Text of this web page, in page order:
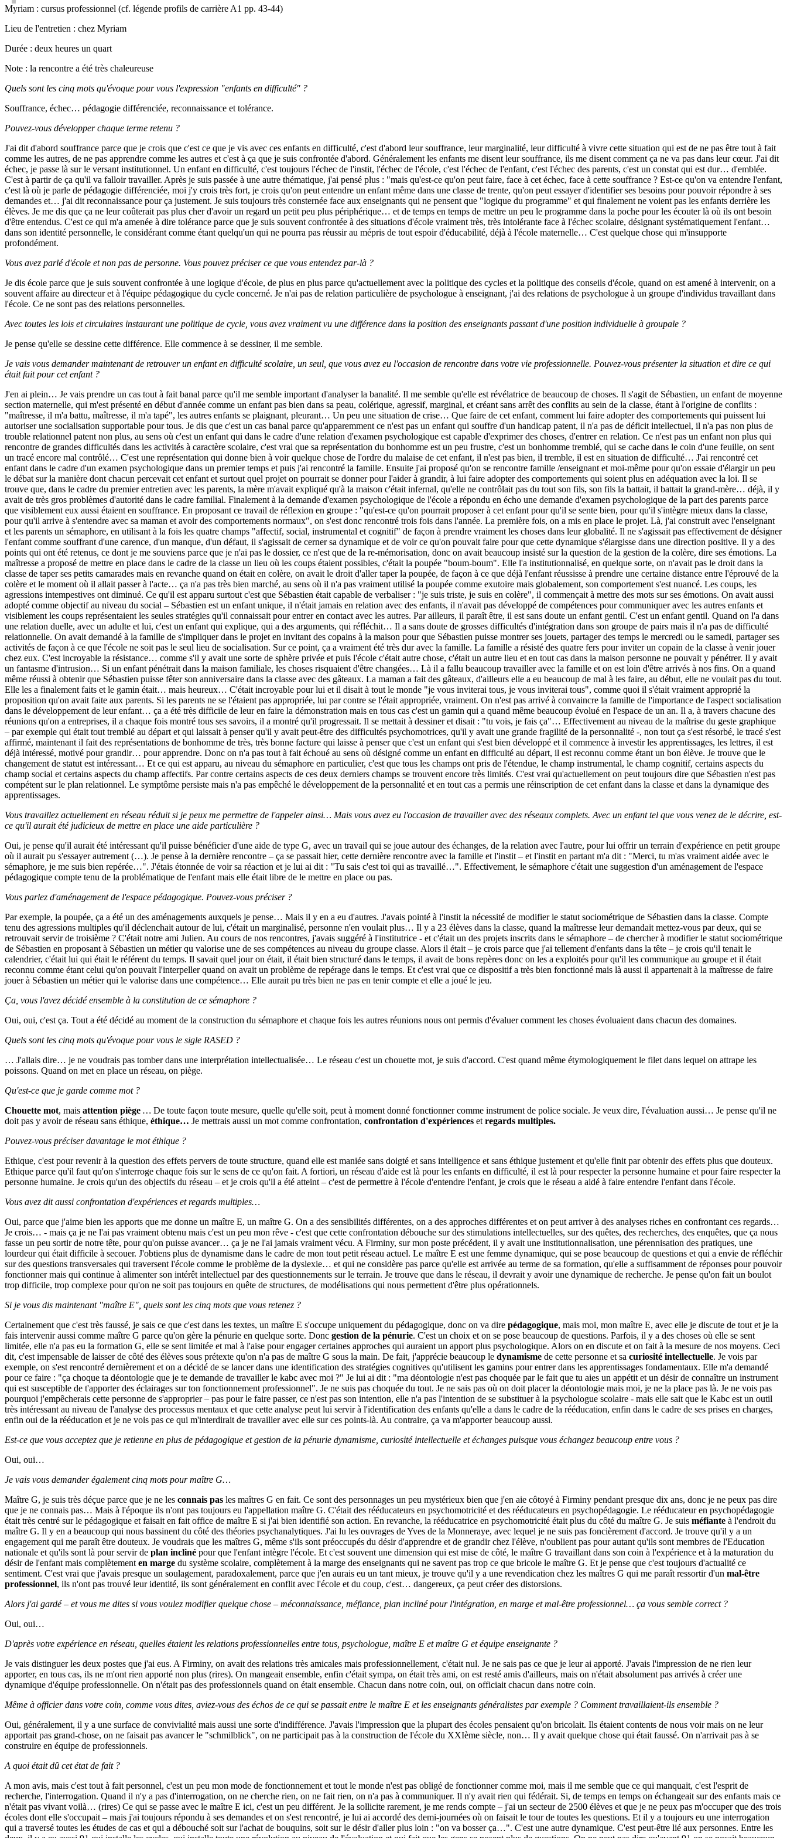
Myriam : cursus professionnel (cf. légende profils de carrière A1 pp. 43-44)
Lieu de l'entretien : chez Myriam
Durée : deux heures un quart
Note : la rencontre a été très chaleureuse
Quels sont les cinq mots qu'évoque pour vous l'expression "enfants en difficulté" ?
Souffrance, échec… pédagogie différenciée, reconnaissance et tolérance.
Pouvez-vous développer chaque terme retenu ?
J'ai dit d'abord souffrance parce que je crois que c'est ce que je vis avec ces enfants en difficulté, c'est d'abord leur souffrance, leur marginalité, leur difficulté à vivre cette situation qui est de ne pas être tout à fait
comme les autres, de ne pas apprendre comme les autres et c'est à ça que je suis confrontée d'abord. Généralement les enfants me disent leur souffrance, ils me disent comment ça ne va pas dans leur cœur. J'ai dit
échec, je passe là sur le versant institutionnel. Un enfant en difficulté, c'est toujours l'échec de l'instit, l'échec de l'école, c'est l'échec de l'enfant, c'est l'échec des parents, c'est un constat qui est dur… d'emblée.
C'est à partir de ça qu'il va falloir travailler. Après je suis passée à une autre thématique, j'ai pensé plus : "mais qu'est-ce qu'on peut faire, face à cet échec, face à cette souffrance ? Est-ce qu'on va entendre l'enfant,
c'est là où je parle de pédagogie différenciée, moi j'y crois très fort, je crois qu'on peut entendre un enfant même dans une classe de trente, qu'on peut essayer d'identifier ses besoins pour pouvoir répondre à ses
demandes et… j'ai dit reconnaissance pour ça justement. Je suis toujours très consternée face aux enseignants qui ne pensent que "logique du programme" et qui finalement ne voient pas les enfants derrière les
élèves. Je me dis que ça ne leur coûterait pas plus cher d'avoir un regard un petit peu plus périphérique… et de temps en temps de mettre un peu le programme dans la poche pour les écouter là où ils ont besoin
d'être entendus. C'est ce qui m'a amenée à dire tolérance parce que je suis souvent confrontée à des situations d'école vraiment très, très intolérante face à l'échec scolaire, désignant systématiquement l'enfant…
dans son identité personnelle, le considérant comme étant quelqu'un qui ne pourra pas réussir au mépris de tout espoir d'éducabilité, déjà à l'école maternelle… C'est quelque chose qui m'insupporte
profondément.
Vous avez parlé d'école et non pas de personne. Vous pouvez préciser ce que vous entendez par-là ?
Je dis école parce que je suis souvent confrontée à une logique d'école, de plus en plus parce qu'actuellement avec la politique des cycles et la politique des conseils d'école, quand on est amené à intervenir, on a
souvent affaire au directeur et à l'équipe pédagogique du cycle concerné. Je n'ai pas de relation particulière de psychologue à enseignant, j'ai des relations de psychologue à un groupe d'individus travaillant dans
l'école. Ce ne sont pas des relations personnelles.
Avec toutes les lois et circulaires instaurant une politique de cycle, vous avez vraiment vu une différence dans la position des enseignants passant d'une position individuelle à groupale ?
Je pense qu'elle se dessine cette différence. Elle commence à se dessiner, il me semble.
Je vais vous demander maintenant de retrouver un enfant en difficulté scolaire, un seul, que vous avez eu l'occasion de rencontre dans votre vie professionnelle. Pouvez-vous présenter la situation et dire ce qui
était fait pour cet enfant ?
J'en ai plein… Je vais prendre un cas tout à fait banal parce qu'il me semble important d'analyser la banalité. Il me semble qu'elle est révélatrice de beaucoup de choses. Il s'agit de Sébastien, un enfant de moyenne
section maternelle, qui m'est présenté en début d'année comme un enfant pas bien dans sa peau, colérique, agressif, marginal, et créant sans arrêt des conflits au sein de la classe, étant à l'origine de conflits :
"maîtresse, il m'a battu, maîtresse, il m'a tapé", les autres enfants se plaignant, pleurant… Un peu une situation de crise… Que faire de cet enfant, comment lui faire adopter des comportements qui puissent lui
autoriser une socialisation supportable pour tous. Je dis que c'est un cas banal parce qu'apparemment ce n'est pas un enfant qui souffre d'un handicap patent, il n'a pas de déficit intellectuel, il n'a pas non plus de
trouble relationnel patent non plus, au sens où c'est un enfant qui dans le cadre d'une relation d'examen psychologique est capable d'exprimer des choses, d'entrer en relation. Ce n'est pas un enfant non plus qui
rencontre de grandes difficultés dans les activités à caractère scolaire, c'est vrai que sa représentation du bonhomme est un peu frustre, c'est un bonhomme tremblé, qui se cache dans le coin d'une feuille, on sent
un tracé encore mal contrôlé… C'est une représentation qui donne bien à voir quelque chose de l'ordre du malaise de cet enfant, il n'est pas bien, il tremble, il est en situation de difficulté… J'ai rencontré cet
enfant dans le cadre d'un examen psychologique dans un premier temps et puis j'ai rencontré la famille. Ensuite j'ai proposé qu'on se rencontre famille /enseignant et moi-même pour qu'on essaie d'élargir un peu
le débat sur la manière dont chacun percevait cet enfant et surtout quel projet on pourrait se donner pour l'aider à grandir, à lui faire adopter des comportements qui soient plus en adéquation avec la loi. Il se
trouve que, dans le cadre du premier entretien avec les parents, la mère m'avait expliqué qu'à la maison c'était infernal, qu'elle ne contrôlait pas du tout son fils, son fils la battait, il battait la grand-mère… déjà, il y
avait de très gros problèmes d'autorité dans le cadre familial. Finalement à la demande d'examen psychologique de l'école a répondu en écho une demande d'examen psychologique de la part des parents parce
que visiblement eux aussi étaient en souffrance. En proposant ce travail de réflexion en groupe : "qu'est-ce qu'on pourrait proposer à cet enfant pour qu'il se sente bien, pour qu'il s'intègre mieux dans la classe,
pour qu'il arrive à s'entendre avec sa maman et avoir des comportements normaux", on s'est donc rencontré trois fois dans l'année. La première fois, on a mis en place le projet. Là, j'ai construit avec l'enseignant
et les parents un sémaphore, en utilisant à la fois les quatre champs "affectif, social, instrumental et cognitif" de façon à prendre vraiment les choses dans leur globalité. Il ne s'agissait pas effectivement de désigner
l'enfant comme souffrant d'une carence, d'un manque, d'un défaut, il s'agissait de cerner sa dynamique et de voir ce qu'on pouvait faire pour que cette dynamique s'élargisse dans une direction positive. Il y a des
points qui ont été retenus, ce dont je me souviens parce que je n'ai pas le dossier, ce n'est que de la re-mémorisation, donc on avait beaucoup insisté sur la question de la gestion de la colère, dire ses émotions. La
maîtresse a proposé de mettre en place dans le cadre de la classe un lieu où les coups étaient possibles, c'était la poupée "boum-boum". Elle l'a institutionnalisé, en quelque sorte, on n'avait pas le droit dans la
classe de taper ses petits camarades mais en revanche quand on était en colère, on avait le droit d'aller taper la poupée, de façon à ce que déjà l'enfant réussisse à prendre une certaine distance entre l'éprouvé de la
colère et le moment où il allait passer à l'acte… ça n'a pas très bien marché, au sens où il n'a pas vraiment utilisé la poupée comme exutoire mais globalement, son comportement s'est nuancé. Les coups, les
agressions intempestives ont diminué. Ce qu'il est apparu surtout c'est que Sébastien était capable de verbaliser : "je suis triste, je suis en colère", il commençait à mettre des mots sur ses émotions. On avait aussi
adopté comme objectif au niveau du social – Sébastien est un enfant unique, il n'était jamais en relation avec des enfants, il n'avait pas développé de compétences pour communiquer avec les autres enfants et
visiblement les coups représentaient les seules stratégies qu'il connaissait pour entrer en contact avec les autres. Par ailleurs, il paraît être, il est sans doute un enfant gentil. C'est un enfant gentil. Quand on l'a dans
une relation duelle, avec un adulte et lui, c'est un enfant qui explique, qui a des arguments, qui réfléchit… Il a sans doute de grosses difficultés d'intégration dans son groupe de pairs mais il n'a pas de difficulté
relationnelle. On avait demandé à la famille de s'impliquer dans le projet en invitant des copains à la maison pour que Sébastien puisse montrer ses jouets, partager des temps le mercredi ou le samedi, partager ses
activités de façon à ce que l'école ne soit pas le seul lieu de socialisation. Sur ce point, ça a vraiment été très dur avec la famille. La famille a résisté des quatre fers pour inviter un copain de la classe à venir jouer
chez eux. C'est incroyable la résistance… comme s'il y avait une sorte de sphère privée et puis l'école c'était autre chose, c'était un autre lieu et en tout cas dans la maison personne ne pouvait y pénétrer. Il y avait
un fantasme d'intrusion… Si un enfant pénétrait dans la maison familiale, les choses risquaient d'être changées… Là il a fallu beaucoup travailler avec la famille et on est loin d'être arrivés à nos fins. On a quand
même réussi à obtenir que Sébastien puisse fêter son anniversaire dans la classe avec des gâteaux. La maman a fait des gâteaux, d'ailleurs elle a eu beaucoup de mal à les faire, au début, elle ne voulait pas du tout.
Elle les a finalement faits et le gamin était… mais heureux… C'était incroyable pour lui et il disait à tout le monde "je vous inviterai tous, je vous inviterai tous", comme quoi il s'était vraiment approprié la
proposition qu'on avait faite aux parents. Si les parents ne se l'étaient pas appropriée, lui par contre se l'était appropriée, vraiment. On n'est pas arrivé à convaincre la famille de l'importance de l'aspect socialisation
dans le développement de leur enfant… ça a été très difficile de leur en faire la démonstration mais en tous cas c'est un gamin qui a quand même beaucoup évolué en l'espace de un an. Il a, à travers chacune des
réunions qu'on a entreprises, il a chaque fois montré tous ses savoirs, il a montré qu'il progressait. Il se mettait à dessiner et disait : "tu vois, je fais ça"… Effectivement au niveau de la maîtrise du geste graphique
– par exemple qui était tout tremblé au départ et qui laissait à penser qu'il y avait peut-être des difficultés psychomotrices, qu'il y avait une grande fragilité de la personnalité -, non tout ça s'est résorbé, le tracé s'est
affirmé, maintenant il fait des représentations de bonhomme de très, très bonne facture qui laisse à penser que c'est un enfant qui s'est bien développé et il commence à investir les apprentissages, les lettres, il est
déjà intéressé, motivé pour grandir… pour apprendre. Donc on n'a pas tout à fait échoué au sens où désigné comme un enfant en difficulté au départ, il est reconnu comme étant un bon élève. Je trouve que le
changement de statut est intéressant… Et ce qui est apparu, au niveau du sémaphore en particulier, c'est que tous les champs ont pris de l'étendue, le champ instrumental, le champ cognitif, certains aspects du
champ social et certains aspects du champ affectifs. Par contre certains aspects de ces deux derniers champs se trouvent encore très limités. C'est vrai qu'actuellement on peut toujours dire que Sébastien n'est pas
compétent sur le plan relationnel. Le symptôme persiste mais n'a pas empêché le développement de la personnalité et en tout cas a permis une réinscription de cet enfant dans la classe et dans la dynamique des
apprentissages.
Vous travaillez actuellement en réseau réduit si je peux me permettre de l'appeler ainsi… Mais vous avez eu l'occasion de travailler avec des réseaux complets. Avec un enfant tel que vous venez de le décrire, est-
ce qu'il aurait été judicieux de mettre en place une aide particulière ?
Oui, je pense qu'il aurait été intéressant qu'il puisse bénéficier d'une aide de type G, avec un travail qui se joue autour des échanges, de la relation avec l'autre, pour lui offrir un terrain d'expérience en petit groupe
où il aurait pu s'essayer autrement (…). Je pense à la dernière rencontre – ça se passait hier, cette dernière rencontre avec la famille et l'instit – et l'instit en partant m'a dit : "Merci, tu m'as vraiment aidée avec le
sémaphore, je me suis bien repérée…". J'étais étonnée de voir sa réaction et je lui ai dit : "Tu sais c'est toi qui as travaillé…". Effectivement, le sémaphore c'était une suggestion d'un aménagement de l'espace
pédagogique compte tenu de la problématique de l'enfant mais elle était libre de le mettre en place ou pas.
Vous parlez d'aménagement de l'espace pédagogique. Pouvez-vous préciser ?
Par exemple, la poupée, ça a été un des aménagements auxquels je pense… Mais il y en a eu d'autres. J'avais pointé à l'instit la nécessité de modifier le statut sociométrique de Sébastien dans la classe. Compte
tenu des agressions multiples qu'il déclenchait autour de lui, c'était un marginalisé, personne n'en voulait plus… Il y a 23 élèves dans la classe, quand la maîtresse leur demandait mettez-vous par deux, qui se
retrouvait servir de troisième ? C'était notre ami Julien. Au cours de nos rencontres, j'avais suggéré à l'institutrice - et c'était un des projets inscrits dans le sémaphore – de chercher à modifier le statut sociométrique
de Sébastien en proposant à Sébastien un métier qu valorise une de ses compétences au niveau du groupe classe. Alors il était – je crois parce que j'ai tellement d'enfants dans la tête – je crois qu'il tenait le
calendrier, c'était lui qui était le référent du temps. Il savait quel jour on était, il était bien structuré dans le temps, il avait de bons repères donc on les a exploités pour qu'il les communique au groupe et il était
reconnu comme étant celui qu'on pouvait l'interpeller quand on avait un problème de repérage dans le temps. Et c'est vrai que ce dispositif a très bien fonctionné mais là aussi il appartenait à la maîtresse de faire
jouer à Sébastien un métier qui le valorise dans une compétence… Elle aurait pu très bien ne pas en tenir compte et elle a joué le jeu.
Ça, vous l'avez décidé ensemble à la constitution de ce sémaphore ?
Oui, oui, c'est ça. Tout a été décidé au moment de la construction du sémaphore et chaque fois les autres réunions nous ont permis d'évaluer comment les choses évoluaient dans chacun des domaines.
Quels sont les cinq mots qu'évoque pour vous le sigle RASED ?
… J'allais dire… je ne voudrais pas tomber dans une interprétation intellectualisée… Le réseau c'est un chouette mot, je suis d'accord. C'est quand même étymologiquement le filet dans lequel on attrape les
poissons. Quand on met en place un réseau, on piège.
Qu'est-ce que je garde comme mot ?
Chouette mot, mais attention piège … De toute façon toute mesure, quelle qu'elle soit, peut à moment donné fonctionner comme instrument de police sociale. Je veux dire, l'évaluation aussi… Je pense qu'il ne
doit pas y avoir de réseau sans éthique, éthique… Je mettrais aussi un mot comme confrontation, confrontation d'expériences et regards multiples.
Pouvez-vous préciser davantage le mot éthique ?
Ethique, c'est pour revenir à la question des effets pervers de toute structure, quand elle est maniée sans doigté et sans intelligence et sans éthique justement et qu'elle finit par obtenir des effets plus que douteux.
Ethique parce qu'il faut qu'on s'interroge chaque fois sur le sens de ce qu'on fait. A fortiori, un réseau d'aide est là pour les enfants en difficulté, il est là pour respecter la personne humaine et pour faire respecter la
personne humaine. Je crois qu'un des objectifs du réseau – et je crois qu'il a été atteint – c'est de permettre à l'école d'entendre l'enfant, je crois que le réseau a aidé à faire entendre l'enfant dans l'école.
Vous avez dit aussi confrontation d'expériences et regards multiples…
Oui, parce que j'aime bien les apports que me donne un maître E, un maître G. On a des sensibilités différentes, on a des approches différentes et on peut arriver à des analyses riches en confrontant ces regards…
Je crois… - mais ça je ne l'ai pas vraiment obtenu mais c'est un peu mon rêve - c'est que cette confrontation débouche sur des stimulations intellectuelles, sur des quêtes, des recherches, des enquêtes, que ça nous
fasse un peu sortir de notre tête, pour qu'on puisse avancer… ça je ne l'ai jamais vraiment vécu. A Firminy, sur mon poste précédent, il y avait une institutionnalisation, une pérennisation des pratiques, une
lourdeur qui était difficile à secouer. J'obtiens plus de dynamisme dans le cadre de mon tout petit réseau actuel. Le maître E est une femme dynamique, qui se pose beaucoup de questions et qui a envie de réfléchir
sur des questions transversales qui traversent l'école comme le problème de la dyslexie… et qui ne considère pas parce qu'elle est arrivée au terme de sa formation, qu'elle a suffisamment de réponses pour pouvoir
fonctionner mais qui continue à alimenter son intérêt intellectuel par des questionnements sur le terrain. Je trouve que dans le réseau, il devrait y avoir une dynamique de recherche. Je pense qu'on fait un boulot
trop difficile, trop complexe pour qu'on ne soit pas toujours en quête de structures, de modélisations qui nous permettent d'être plus opérationnels.
Si je vous dis maintenant "maître E", quels sont les cinq mots que vous retenez ?
Certainement que c'est très faussé, je sais ce que c'est dans les textes, un maître E s'occupe uniquement du pédagogique, donc on va dire pédagogique, mais moi, mon maître E, avec elle je discute de tout et je la
fais intervenir aussi comme maître G parce qu'on gère la pénurie en quelque sorte. Donc gestion de la pénurie. C'est un choix et on se pose beaucoup de questions. Parfois, il y a des choses où elle se sent
limitée, elle n'a pas eu la formation G, elle se sent limitée et mal à l'aise pour engager certaines approches qui auraient un apport plus psychologique. Alors on en discute et on fait à la mesure de nos moyens. Ceci
dit, c'est impensable de laisser de côté des élèves sous prétexte qu'on n'a pas de maître G sous la main. De fait, j'apprécie beaucoup le dynamisme de cette personne et sa curiosité intellectuelle. Je vois par
exemple, on s'est rencontré dernièrement et on a décidé de se lancer dans une identification des stratégies cognitives qu'utilisent les gamins pour entrer dans les apprentissages fondamentaux. Elle m'a demandé
pour ce faire : "ça choque ta déontologie que je te demande de travailler le kabc avec moi ?" Je lui ai dit : "ma déontologie n'est pas choquée par le fait que tu aies un appétit et un désir de connaître un instrument
qui est susceptible de t'apporter des éclairages sur ton fonctionnement professionnel". Je ne suis pas choquée du tout. Je ne sais pas où on doit placer la déontologie mais moi, je ne la place pas là. Je ne vois pas
pourquoi j'empêcherais cette personne de s'approprier – pas pour le faire passer, ce n'est pas son intention, elle n'a pas l'intention de se substituer à la psychologue scolaire - mais elle sait que le Kabc est un outil
très intéressant au niveau de l'analyse des processus mentaux et que cette analyse peut lui servir à l'identification des enfants qu'elle a dans le cadre de la rééducation, enfin dans le cadre de ses prises en charges,
enfin oui de la rééducation et je ne vois pas ce qui m'interdirait de travailler avec elle sur ces points-là. Au contraire, ça va m'apporter beaucoup aussi.
Est-ce que vous acceptez que je retienne en plus de pédagogique et gestion de la pénurie dynamisme, curiosité intellectuelle et échanges puisque vous échangez beaucoup entre vous ?
Oui, oui…
Je vais vous demander également cinq mots pour maître G…
Maître G, je suis très déçue parce que je ne les connais pas les maîtres G en fait. Ce sont des personnages un peu mystérieux bien que j'en aie côtoyé à Firminy pendant presque dix ans, donc je ne peux pas dire
que je ne connais pas… Mais à l'époque ils n'ont pas toujours eu l'appellation maître G. C'était des rééducateurs en psychomotricité et des rééducateurs en psychopédagogie. Le rééducateur en psychopédagogie
était très centré sur le pédagogique et faisait en fait office de maître E si j'ai bien identifié son action. En revanche, la rééducatrice en psychomotricité était plus du côté du maître G. Je suis méfiante à l'endroit du
maître G. Il y en a beaucoup qui nous bassinent du côté des théories psychanalytiques. J'ai lu les ouvrages de Yves de la Monneraye, avec lequel je ne suis pas foncièrement d'accord. Je trouve qu'il y a un
engagement qui me paraît être douteux. Je voudrais que les maîtres G, même s'ils sont préoccupés du désir d'apprendre et de grandir chez l'élève, n'oublient pas pour autant qu'ils sont membres de l'Education
nationale et qu'ils sont là pour servir de plan incliné pour que l'enfant intègre l'école. Et c'est souvent une dimension qui est mise de côté, le maître G travaillant dans son coin à l'expérience et à la maturation du
désir de l'enfant mais complètement en marge du système scolaire, complètement à la marge des enseignants qui ne savent pas trop ce que bricole le maître G. Et je pense que c'est toujours d'actualité ce
sentiment. C'est vrai que j'avais presque un soulagement, paradoxalement, parce que j'en aurais eu un tant mieux, je trouve qu'il y a une revendication chez les maîtres G qui me paraît ressortir d'un mal-être
professionnel, ils n'ont pas trouvé leur identité, ils sont généralement en conflit avec l'école et du coup, c'est… dangereux, ça peut créer des distorsions.
Alors j'ai gardé – et vous me dites si vous voulez modifier quelque chose – méconnaissance, méfiance, plan incliné pour l'intégration, en marge et mal-être professionnel… ça vous semble correct ?
Oui, oui…
D'après votre expérience en réseau, quelles étaient les relations professionnelles entre tous, psychologue, maître E et maître G et équipe enseignante ?
Je vais distinguer les deux postes que j'ai eus. A Firminy, on avait des relations très amicales mais professionnellement, c'était nul. Je ne sais pas ce que je leur ai apporté. J'avais l'impression de ne rien leur
apporter, en tous cas, ils ne m'ont rien apporté non plus (rires). On mangeait ensemble, enfin c'était sympa, on était très ami, on est resté amis d'ailleurs, mais on n'était absolument pas arrivés à créer une
dynamique d'équipe professionnelle. On n'était pas des professionnels quand on était ensemble. Chacun dans notre coin, oui, on officiait chacun dans notre coin.
Même à officier dans votre coin, comme vous dites, aviez-vous des échos de ce qui se passait entre le maître E et les enseignants généralistes par exemple ? Comment travaillaient-ils ensemble ?
Oui, généralement, il y a une surface de convivialité mais aussi une sorte d'indifférence. J'avais l'impression que la plupart des écoles pensaient qu'on bricolait. Ils étaient contents de nous voir mais on ne leur
apportait pas grand-chose, on ne faisait pas avancer le "schmilblick", on ne participait pas à la construction de l'école du XXIème siècle, non… Il y avait quelque chose qui était faussé. On n'arrivait pas à se
construire en équipe de professionnels.
A quoi était dû cet état de fait ?
A mon avis, mais c'est tout à fait personnel, c'est un peu mon mode de fonctionnement et tout le monde n'est pas obligé de fonctionner comme moi, mais il me semble que ce qui manquait, c'est l'esprit de
recherche, l'interrogation. Quand il n'y a pas d'interrogation, on ne cherche rien, on ne fait rien, on n'a pas à communiquer. Il n'y avait rien qui fédérait. Si, de temps en temps on échangeait sur des enfants mais ce
n'était pas vivant voilà… (rires) Ce qui se passe avec le maître E ici, c'est un peu différent. Je la sollicite rarement, je me rends compte – j'ai un secteur de 2500 élèves et que je ne peux pas m'occuper que des trois
écoles dont elle s'occupait – mais j'ai toujours répondu à ses demandes et on s'est rencontré, je lui ai accordé des demi-journées où on faisait le tour de toutes les questions. Et il y a toujours eu une interrogation
qui a traversé toutes les études de cas et qui a débouché soit sur l'achat de bouquins, soit sur le désir d'aller plus loin : "on va bosser ça…". C'est une autre dynamique. C'est peut-être lié aux personnes. Entre les